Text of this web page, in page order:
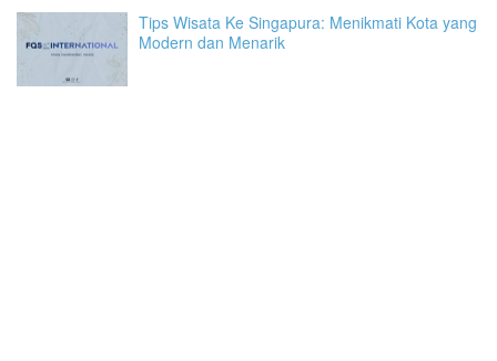
Tips Wisata Ke Singapura: Menikmati Kota yang
Modern dan Menarik